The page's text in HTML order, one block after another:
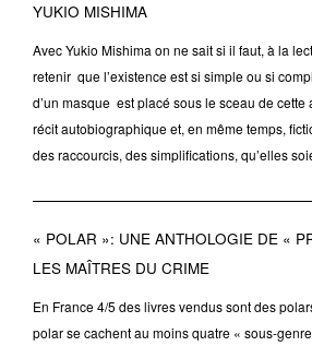
YUKIO MISHIMA
Avec Yukio Mishima on ne sait si il faut, à la
retenir que l’existence est si simple ou si
d’un masque est placé sous le sceau de
récit autobiographique et, en même temps,
des raccourcis, des simplifications, qu’elles
« POLAR »: UNE ANTHOLOGIE DE «
LES MAÎTRES DU CRIME
En France 4/5 des livres vendus sont des
polar se cachent au moins quatre « sous-